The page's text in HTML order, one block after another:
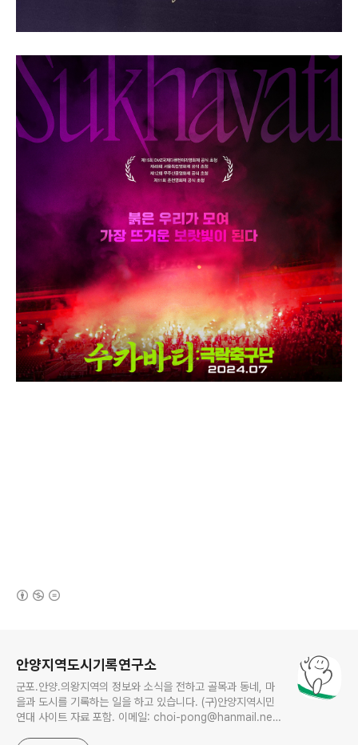
안양지역도시기록연구소
군포.안양.의왕지역의 정보와 소식을 전하고 골목과 동네, 마
을과 도시를 기록하는 일을 하고 있습니다. (구)안양지역시민
연대 사이트 자료 포함. 이메일: choi-pong@hanmail.net